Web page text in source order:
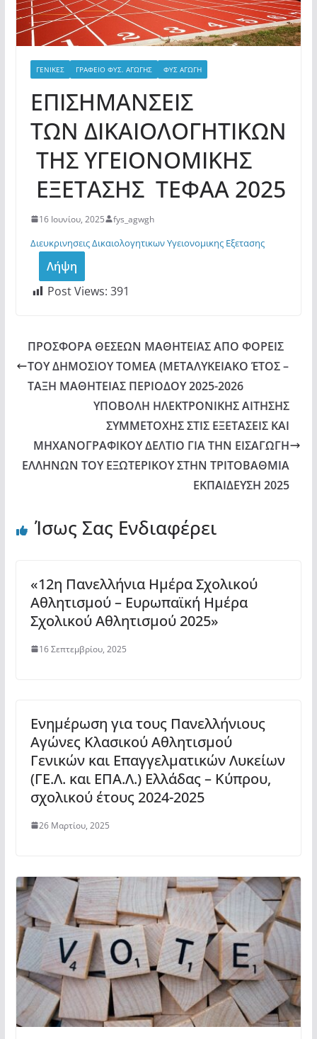
ΓΕΝΙΚΕΣ ΓΡΑΦΕΙΟ ΦΥΣ. ΑΓΩΓΗΣ ΦΥΣ ΑΓΩΓΗ
ΕΠΙΣΗΜΑΝΣΕΙΣ
ΤΩΝ ΔΙΚΑΙΟΛΟΓΗΤΙΚΩΝ
ΤΗΣ ΥΓΕΙΟΝΟΜΙΚΗΣ
ΕΞΕΤΑΣΗΣ ΤΕΦΑΑ 2025
16 Ιουνίου, 2025 fys_agwgh
Διευκρινησεις Δικαιολογητικων Υγειονομικης Εξετασης
Λήψη
Post Views: 391
ΠΡΟΣΦΟΡΑ ΘΕΣΕΩΝ ΜΑΘΗΤΕΙΑΣ ΑΠΟ ΦΟΡΕΙΣ
ΤΟΥ ΔΗΜΟΣΙΟΥ ΤΟΜΕΑ (ΜΕΤΑΛΥΚΕΙΑΚΟ ΈΤΟΣ –
ΤΑΞΗ ΜΑΘΗΤΕΙΑΣ ΠΕΡΙΟΔΟΥ 2025-2026
ΥΠΟΒΟΛΗ ΗΛΕΚΤΡΟΝΙΚΗΣ ΑΙΤΗΣΗΣ
ΣΥΜΜΕΤΟΧΗΣ ΣΤΙΣ ΕΞΕΤΑΣΕΙΣ ΚΑΙ
ΜΗΧΑΝΟΓΡΑΦΙΚΟΥ ΔΕΛΤΙΟ ΓΙΑ ΤΗΝ ΕΙΣΑΓΩΓΗ
ΕΛΛΗΝΩΝ ΤΟΥ ΕΞΩΤΕΡΙΚΟΥ ΣΤΗΝ ΤΡΙΤΟΒΑΘΜΙΑ
ΕΚΠΑΙΔΕΥΣΗ 2025
Ίσως Σας Ενδιαφέρει
«12η Πανελλήνια Ημέρα Σχολικού
Αθλητισμού – Ευρωπαϊκή Ημέρα
Σχολικού Αθλητισμού 2025»
16 Σεπτεμβρίου, 2025
Ενημέρωση για τους Πανελλήνιους
Αγώνες Κλασικού Αθλητισμού
Γενικών και Επαγγελματικών Λυκείων
(ΓΕ.Λ. και ΕΠΑ.Λ.) Ελλάδας – Κύπρου,
σχολικού έτους 2024-2025
26 Μαρτίου, 2025